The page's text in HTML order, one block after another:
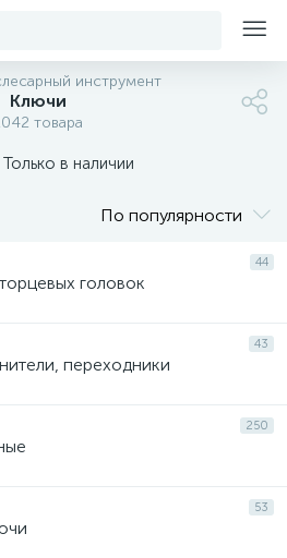
инструмент
Ключи
товара
Только в наличии
По популярности
44
головок
43
переходники
250
53